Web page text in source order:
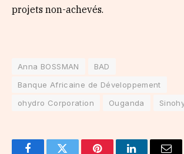
projets non-achevés.
Anna BOSSMAN
BAD
Banque Africaine de Développement
ohydro Corporation
Ouganda